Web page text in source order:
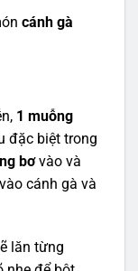
cánh gà
1 muỗng
đặc biệt trong
bơvào và
cánh gà và
lăn từng